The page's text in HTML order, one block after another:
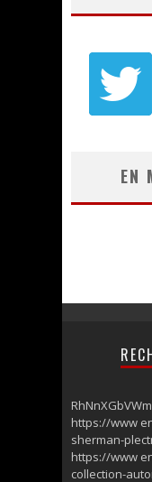
EN
RhNnXGbVWm
https://www
sherman-
https://www
collection-